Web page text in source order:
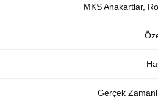
MKS Anakartlar,
Gerçek